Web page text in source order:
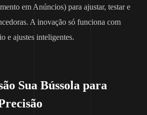
em Anúncios) para ajustar, testar e
A inovação só funciona com
e ajustes inteligentes.
Sua Bússola para